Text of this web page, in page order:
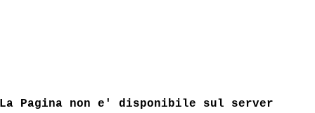
La Pagina non e' disponibile sul server